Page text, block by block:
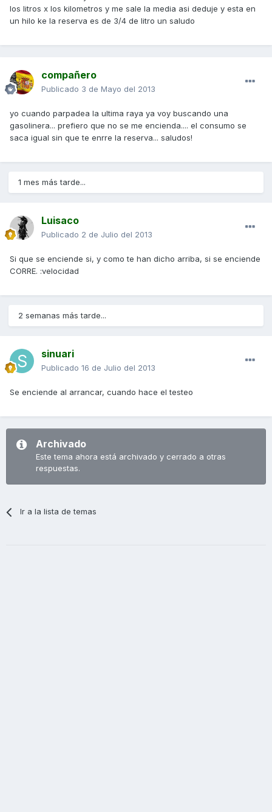
los litros x los kilometros y me sale la media asi deduje y esta en
un hilo ke la reserva es de 3/4 de litro un saludo
compañero
Publicado 3 de Mayo del 2013
yo cuando parpadea la ultima raya ya voy buscando una
gasolinera... prefiero que no se me encienda.... el consumo se
saca igual sin que te enrre la reserva... saludos!
1 mes más tarde...
Luisaco
Publicado 2 de Julio del 2013
Si que se enciende si, y como te han dicho arriba, si se enciende
CORRE. :velocidad
2 semanas más tarde...
sinuari
Publicado 16 de Julio del 2013
Se enciende al arrancar, cuando hace el testeo
Archivado
Este tema ahora está archivado y cerrado a otras
respuestas.
Ir a la lista de temas